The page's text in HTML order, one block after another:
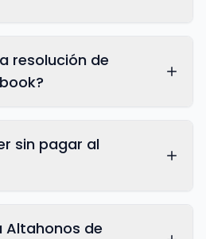
resolución de
sin pagar al
Altahonos de